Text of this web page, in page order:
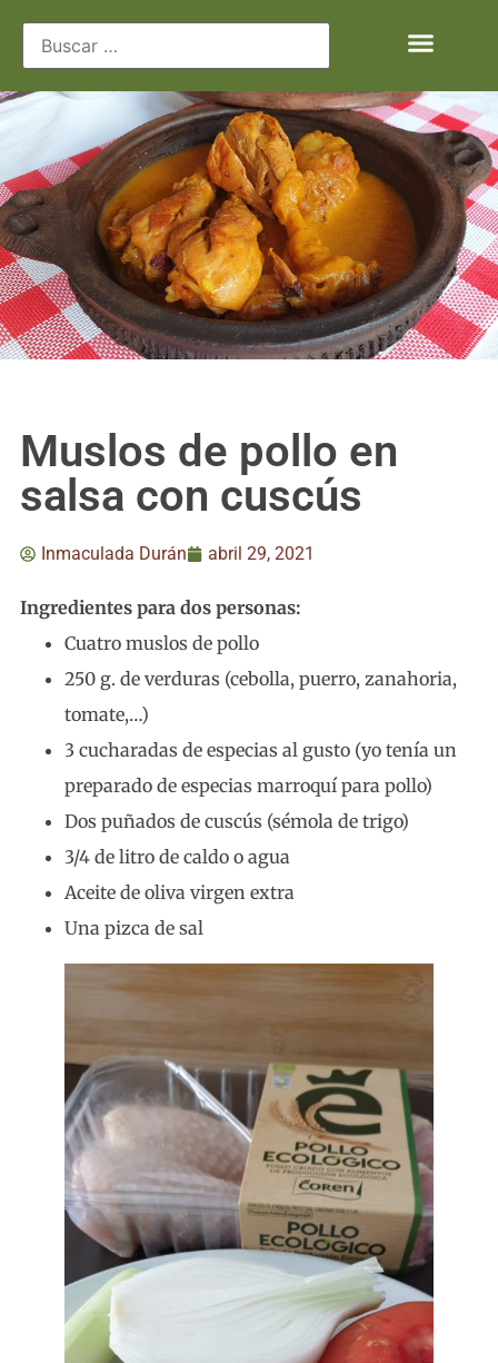
Muslos de pollo en
salsa con cuscús
Inmaculada Durán abril 29, 2021
Ingredientes para dos personas:
Cuatro muslos de pollo
250 g. de verduras (cebolla, puerro, zanahoria,
tomate,…)
3 cucharadas de especias al gusto (yo tenía un
preparado de especias marroquí para pollo)
Dos puñados de cuscús (sémola de trigo)
3/4 de litro de caldo o agua
Aceite de oliva virgen extra
Una pizca de sal